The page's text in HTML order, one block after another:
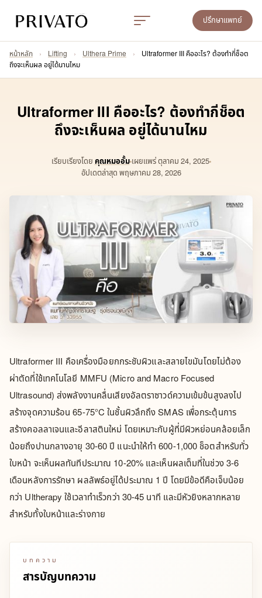
ปรึกษาแพทย์
หน้าหลัก › Lifting › Ulthera Prime ›
Ultraformer III คืออะไร? ต้องทำกี่ช็อต
ถึงจะเห็นผล อยู่ได้นานไหม
Ultraformer III คืออะไร? ต้องทำกี่ช็อต
ถึงจะเห็นผล อยู่ได้นานไหม
เรียบเรียงโดยคุณหมออั้มเผยแพร่ตุลาคม 24, 2025
อัปเดตล่าสุด พฤษภาคม 28, 2026
Ultraformer III คือเครื่องมือยกกระชับผิวและสลายไขมันโดยไม่ต้อง
ผ่าตัดที่ใช้เทคโนโลยี MMFU (Micro and Macro Focused
Ultrasound) ส่งพลังงานคลื่นเสียงอัลตราซาวด์ความเข้มข้นสูงลงไป
สร้างจุดความร้อน 65-75°C ในชั้นผิวลึกถึง SMAS เพื่อกระตุ้นการ
สร้างคอลลาเจนและอีลาสตินใหม่ โดยเหมาะกับผู้ที่มีผิวหย่อนคล้อยเล็ก
น้อยถึงปานกลางอายุ 30-60 ปี แนะนำให้ทำ 600-1,000 ช็อตสำหรับทั่ว
ใบหน้า จะเห็นผลทันทีประมาณ 10-20% และเห็นผลเต็มที่ในช่วง 3-6
เดือนหลังการรักษา ผลลัพธ์อยู่ได้ประมาณ 1 ปี โดยมีข้อดีคือเจ็บน้อย
กว่า Ultherapy ใช้เวลาทำเร็วกว่า 30-45 นาที และมีหัวยิงหลากหลาย
สำหรับทั้งใบหน้าและร่างกาย
บทความ
สารบัญบทความ